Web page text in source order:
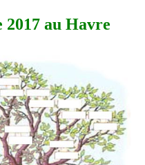
2017 au Havre